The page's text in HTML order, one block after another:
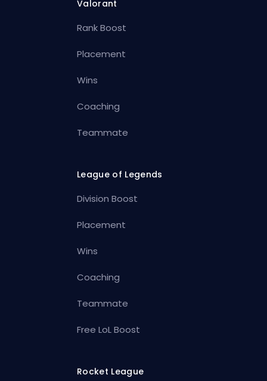
Valorant
Rank Boost
Placement
Wins
Coaching
Teammate
League of Legends
Division Boost
Placement
Wins
Coaching
Teammate
Free LoL Boost
Rocket League